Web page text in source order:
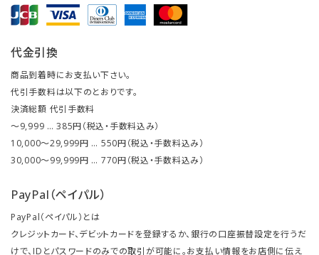
代金引換
商品到着時にお支払い下さい。
代引手数料は以下のとおりです。
決済総額 代引手数料
～9,999 … 385円（税込・手数料込み）
10,000～29,999円 … 550円（税込・手数料込み）
30,000～99,999円 … 770円（税込・手数料込み）
PayPal（ペイパル）
PayPal（ペイパル）とは
クレジットカード、デビットカードを登録するか、銀行の口座振替設定を行うだ
けで、IDとパスワードのみでの取引が可能に。お支払い情報をお店側に伝え